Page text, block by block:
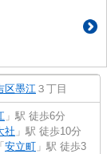
区墨江 ３丁目
」駅 徒歩6分
社 」駅 徒歩10分
「 安立町 」駅 徒歩3